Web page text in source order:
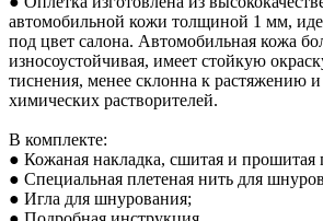
автомобильной кожи толщиной 1 мм,
под цвет салона. Автомобильная кожа
износоустойчивая, имеет стойкую
тиснения, менее склонна к растяжению
химических растворителей.
В комплекте:
● Кожаная накладка, сшитая и прошитая
● Специальная плетеная нить для
● Игла для шнурования;